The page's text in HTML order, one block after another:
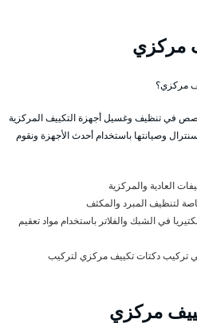
مركزي
مركزي؟
في تنظيف وغسيل أجهزة التكييف المركزية
وصيانتها باستخدام أحدث الأجهزة ونقوم
العادية والمركزية
لتنظيف المبرد والمكثف
في الشبك والفلاتر باستخدام مواد تعقيم
تركيب دكتات تكييف مركزي لتركيب
مركزي